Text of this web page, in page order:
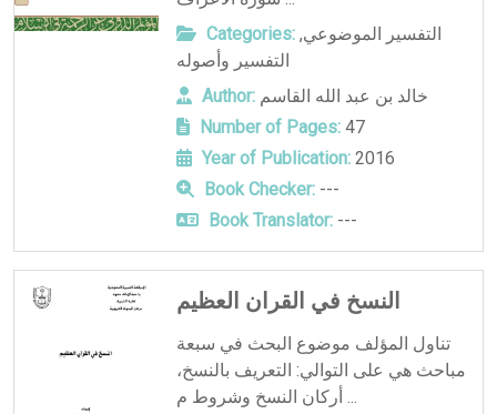
Categories: التفسير الموضوعي,
التفسير وأصوله
Author: خالد بن عبد الله القاسم
Number of Pages:47
Year of Publication:2016
Book Checker:---
Book Translator:---
النسخ في القران العظيم
تناول المؤلف موضوع البحث في سبعة
مباحث هي على التوالي: التعريف بالنسخ،
أركان النسخ وشروط م ...